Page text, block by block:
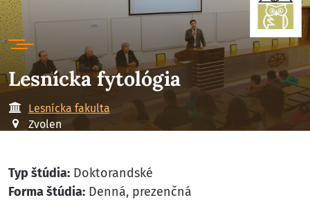
Lesnícka fytológia
Lesnícka fakulta
Zvolen
Typ štúdia: Doktorandské
Forma štúdia: Denná, prezenčná